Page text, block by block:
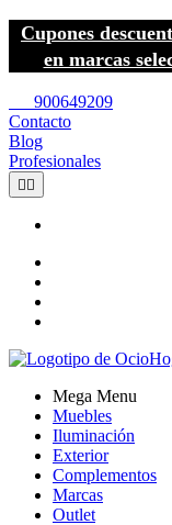
Cupones
en marcas
900649209
Contacto
Blog
Profesionales
 
Mega Menu
Muebles
Iluminación
Exterior
Complementos
Marcas
Outlet